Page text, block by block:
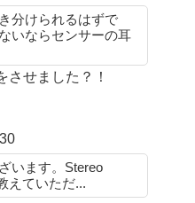
分けられるはずで
いならセンサーの耳
させました？！
います。Stereo
えていただ...